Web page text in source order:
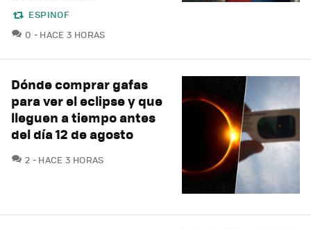
ESPINOF
0 COMENTARIOS
HACE 3 HORAS
Dónde comprar gafas
para ver el eclipse y que
lleguen a tiempo antes
del día 12 de agosto
2 COMENTARIOS
HACE 3 HORAS